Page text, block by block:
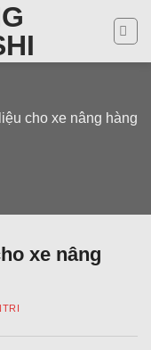
cho xe nâng hàng
xe nâng